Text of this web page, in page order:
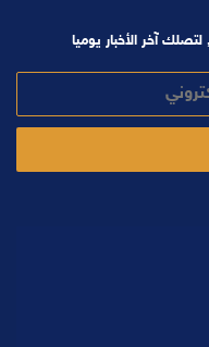
آخر الأخبار يوميا